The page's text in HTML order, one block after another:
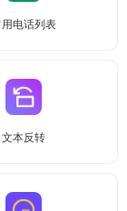
电话列表
文本反转